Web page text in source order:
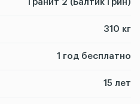
Гранит 2 (Балтик Грин)
310 кг
1 год бесплатно
15 лет